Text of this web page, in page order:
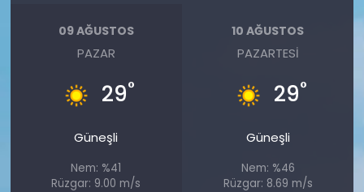
09 AĞUSTOS
PAZAR
29°
Güneşli
Nem: %41
Rüzgar: 9.00 m/s
10 AĞUSTOS
PAZARTESI
29°
Güneşli
Nem: %46
Rüzgar: 8.69 m/s